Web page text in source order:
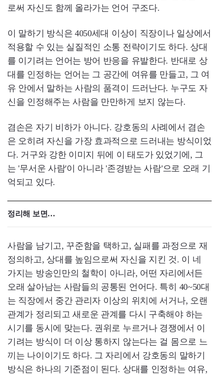
로써 자신도 함께 올라가는 언어 구조다.
이 말하기 방식은 4050세대 이상이 직장이나 일상에서
적용할 수 있는 실질적인 소통 전략이기도 하다. 상대
를 이기려는 언어는 방어 반응을 유발한다. 반대로 상
대를 인정하는 언어는 그 공간에 여유를 만들고, 그 여
유 안에서 말하는 사람의 품격이 드러난다. 누구도 자
신을 인정해주는 사람을 만만하게 보지 않는다.
겸손은 자기 비하가 아니다. 강호동의 사례에서 겸손
은 오히려 자신을 가장 효과적으로 드러내는 방식이었
다. 거구와 강한 이미지 뒤에 이 태도가 있었기에, 그
는 '무서운 사람'이 아니라 '존경받는 사람'으로 오래 기
억되고 있다.
정리해 보면…
사람을 남기고, 꾸준함을 택하고, 실패를 과정으로 재
정의하고, 상대를 높임으로써 자신을 지킨 것. 이 네
가지는 방송인만의 철학이 아니라, 어떤 자리에서든
오래 살아남는 사람들의 공통된 언어다. 특히 40~50대
는 직장에서 중간 관리자 이상의 위치에 서거나, 오랜
관계가 정리되고 새로운 관계를 다시 구축해야 하는
시기를 동시에 맞는다. 권위로 누르거나 경쟁에서 이
기려는 방식이 더 이상 통하지 않는다는 걸 몸으로 느
끼는 나이이기도 하다. 그 자리에서 강호동의 말하기
방식은 하나의 기준점이 된다. 상대를 인정하는 여유,